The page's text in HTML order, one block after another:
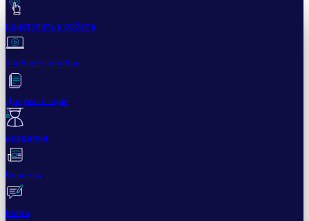
Приступить к работе
Учебное пособие
Документация
Академия
Новости
Блоги